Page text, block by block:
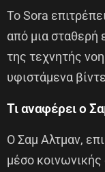
Το Sora
από μια σταθερή
της τεχνητής
υφιστάμενα
Τι αναφέρει ο
Ο Σαμ Αλτμαν,
μέσο